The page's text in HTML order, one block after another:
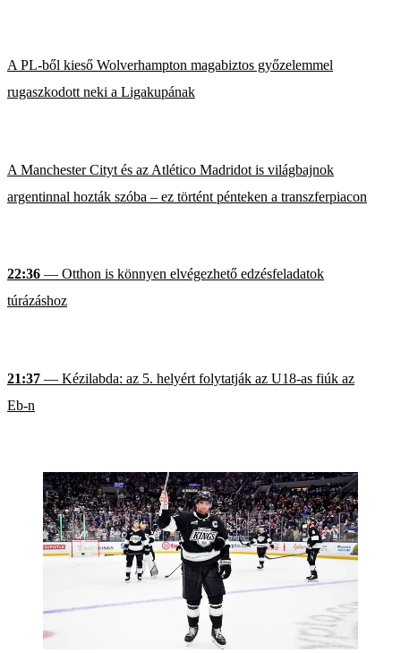
A PL-ből kieső Wolverhampton magabiztos győzelemmel
rugaszkodott neki a Ligakupának
A Manchester Cityt és az Atlético Madridot is világbajnok
argentinnal hozták szóba – ez történt pénteken a transzferpiacon
22:36 — Otthon is könnyen elvégezhető edzésfeladatok
túrázáshoz
21:37 — Kézilabda: az 5. helyért folytatják az U18-as fiúk az
Eb-n